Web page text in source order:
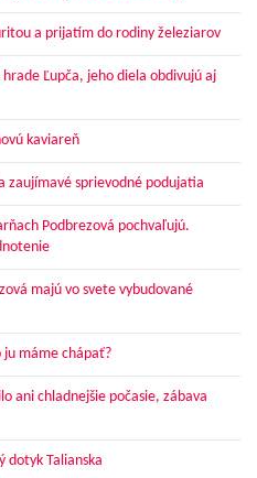
a prijatím do rodiny železiarov
Ľupča, jeho diela obdivujú aj
kaviareň
zaujímavé sprievodné podujatia
Podbrezová pochvaľujú.
majú vo svete vybudované
ju máme chápať?
ani chladnejšie počasie, zábava
dotyk Talianska